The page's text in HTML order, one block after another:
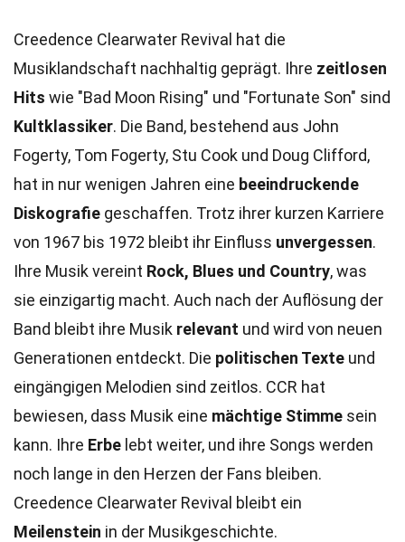
Creedence Clearwater Revival hat die
Musiklandschaft nachhaltig geprägt. Ihre zeitlosen
Hits wie "Bad Moon Rising" und "Fortunate Son" sind
Kultklassiker. Die Band, bestehend aus John
Fogerty, Tom Fogerty, Stu Cook und Doug Clifford,
hat in nur wenigen Jahren eine beeindruckende
Diskografie geschaffen. Trotz ihrer kurzen Karriere
von 1967 bis 1972 bleibt ihr Einfluss unvergessen.
Ihre Musik vereint Rock, Blues und Country, was
sie einzigartig macht. Auch nach der Auflösung der
Band bleibt ihre Musik relevant und wird von neuen
Generationen entdeckt. Die politischen Texte und
eingängigen Melodien sind zeitlos. CCR hat
bewiesen, dass Musik eine mächtige Stimme sein
kann. Ihre Erbe lebt weiter, und ihre Songs werden
noch lange in den Herzen der Fans bleiben.
Creedence Clearwater Revival bleibt ein
Meilenstein in der Musikgeschichte.